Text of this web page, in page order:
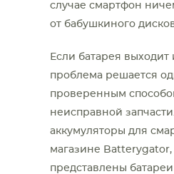
случае смартфон
от бабушкиного
Если батарея выходит
проблема решается
проверенным
неисправной
аккумуляторы для
магазине Batterygator,
представлены